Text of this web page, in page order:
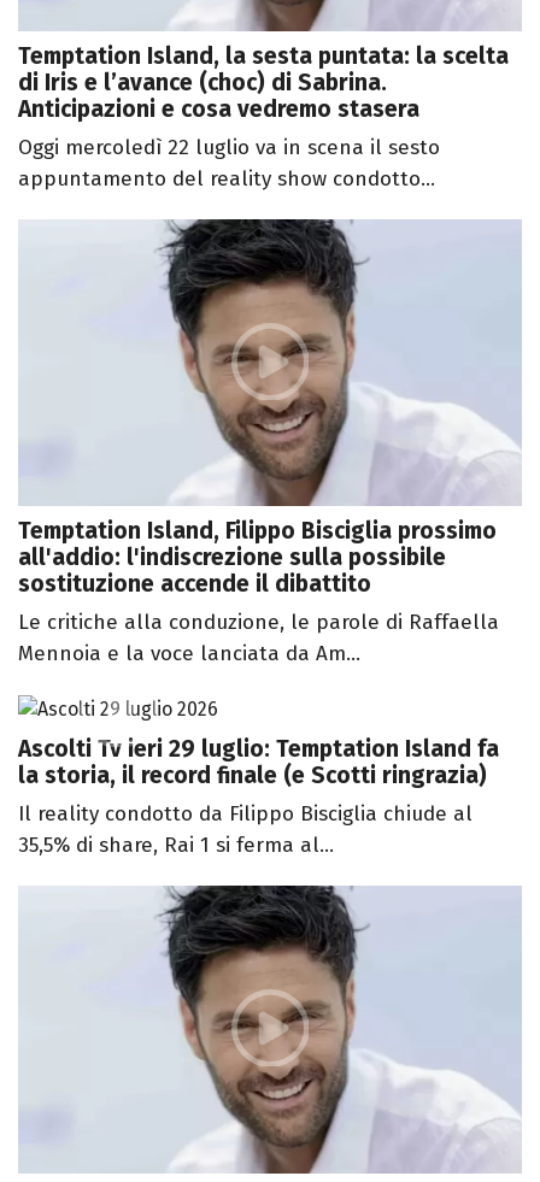
Temptation Island, la sesta puntata: la scelta
di Iris e l’avance (choc) di Sabrina.
Anticipazioni e cosa vedremo stasera
Oggi mercoledì 22 luglio va in scena il sesto
appuntamento del reality show condotto...
Temptation Island, Filippo Bisciglia prossimo
all'addio: l'indiscrezione sulla possibile
sostituzione accende il dibattito
Le critiche alla conduzione, le parole di Raffaella
Mennoia e la voce lanciata da Am...
Ascolti Tv ieri 29 luglio: Temptation Island fa
la storia, il record finale (e Scotti ringrazia)
Il reality condotto da Filippo Bisciglia chiude al
35,5% di share, Rai 1 si ferma al...